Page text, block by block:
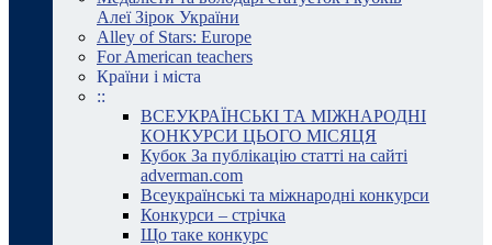
Алеї Зірок України
Alley of Stars: Europe
For American teachers
Країни і міста
::
ВСЕУКРАЇНСЬКІ ТА МІЖНАРОДНІ
КОНКУРСИ ЦЬОГО МІСЯЦЯ
Кубок За публікацію статті на сайті
adverman.com
Всеукраїнські та міжнародні конкурси
Конкурси – стрічка
Що таке конкурс